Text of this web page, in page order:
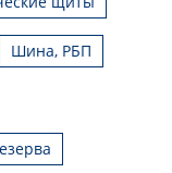
Шина, РБП